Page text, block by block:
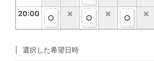
20:00
20:00
選択した希望日時